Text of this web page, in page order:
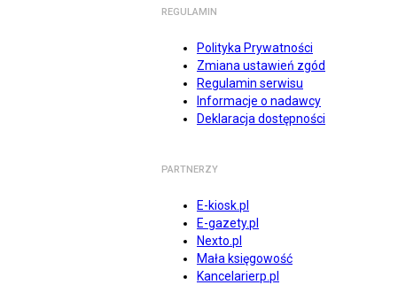
REGULAMIN
Polityka Prywatności
Zmiana ustawień zgód
Regulamin serwisu
Informacje o nadawcy
Deklaracja dostępności
PARTNERZY
E-kiosk.pl
E-gazety.pl
Nexto.pl
Mała księgowość
Kancelarierp.pl